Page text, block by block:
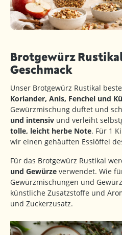
Brotgewürz
Geschmack
Unser Brotgewürz Rustikal
Koriander, Anis, Fenchel und
Gewürzmischung duftet und
und intensiv und verleiht
tolle, leicht herbe Note. Für 1
wir einen gehäuften Esslöffel
Für das Brotgewürz Rustikal
und Gewürze verwendet. Wie
Gewürzmischungen und
künstliche Zusatzstoffe und
und Zuckerzusatz.